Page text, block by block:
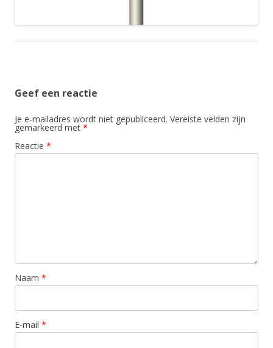
Geef een reactie
Je e-mailadres wordt niet gepubliceerd. Vereiste velden zijn
gemarkeerd met *
Reactie *
Naam *
E-mail *